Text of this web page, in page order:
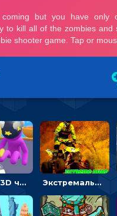
Ловить 3D человечком своего цвета и собирать драгоценности - гиперказуалка Экстремальные пазлы с квадроциклами: собирать крутые тачки